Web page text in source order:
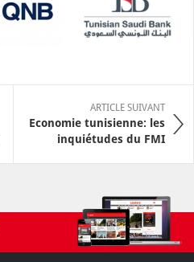
ARTICLE SUIVANT
Economie tunisienne: les
inquiétudes du FMI